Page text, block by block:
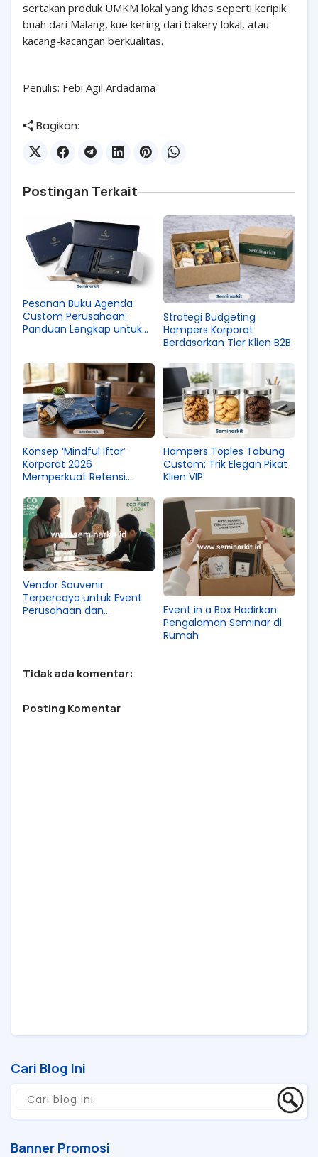
sertakan produk UMKM lokal yang khas seperti keripik
buah dari Malang, kue kering dari bakery lokal, atau
kacang-kacangan berkualitas.
Penulis: Febi Agil Ardadama
Bagikan:
Postingan Terkait
Pesanan Buku Agenda
Custom Perusahaan:
Panduan Lengkap untuk
Strategi Budgeting
Hampers Korporat
Berdasarkan Tier Klien B2B
Konsep ‘Mindful Iftar’
Korporat 2026
Memperkuat Retensi
Hampers Toples Tabung
Custom: Trik Elegan Pikat
Klien VIP
Vendor Souvenir
Terpercaya untuk Event
Perusahaan dan
Event in a Box Hadirkan
Pengalaman Seminar di
Rumah
Tidak ada komentar:
Posting Komentar
Cari Blog Ini
Banner Promosi